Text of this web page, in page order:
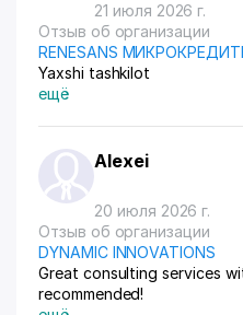
21 июля 2026 г.
Отзыв об организации
RENESANS
Yaxshi tashkilot
ещё
Alexei
20 июля 2026 г.
Отзыв об организации
DYNAMIC INNOVATIONS
Great consulting services
recommended!